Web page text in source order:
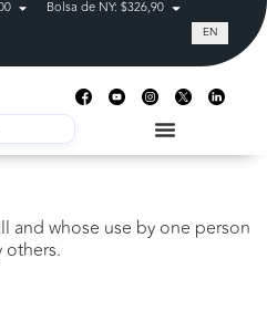
Bolsa de NY: $326,90 Tasa de
EN
and whose use by one person
others.